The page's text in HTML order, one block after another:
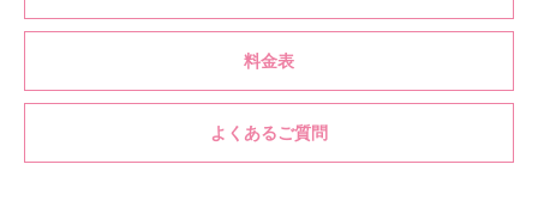
料金表
よくあるご質問